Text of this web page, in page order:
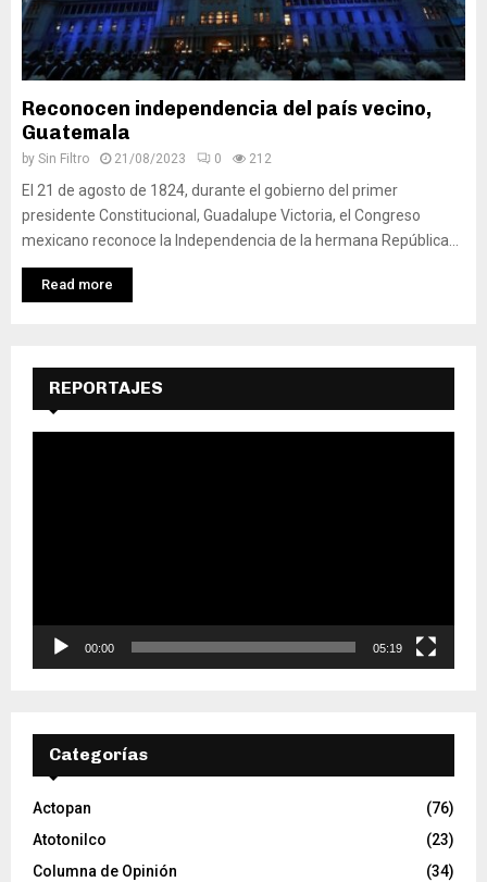
Reconocen independencia del país vecino,
Guatemala
by Sin Filtro 21/08/2023 0 212
El 21 de agosto de 1824, durante el gobierno del primer
presidente Constitucional, Guadalupe Victoria, el Congreso
mexicano reconoce la Independencia de la hermana República...
Read more
REPORTAJES
t
r
v
e
o
00:00 05:19
Categorías
Actopan
(76)
Atotonilco
(23)
Columna de Opinión
(34)